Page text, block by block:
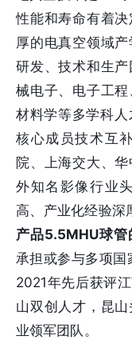
性能和寿命有着
厚的电真空领域
研发、技术和生
械电子、电子工程
材料学等多学科人
核心成员技术互
院、上海交大、
外知名影像行业
高、产业化经验深
产品5.5MHU球管
承担或参与多项
2021年先后获评
山双创人才，昆
业领军团队。